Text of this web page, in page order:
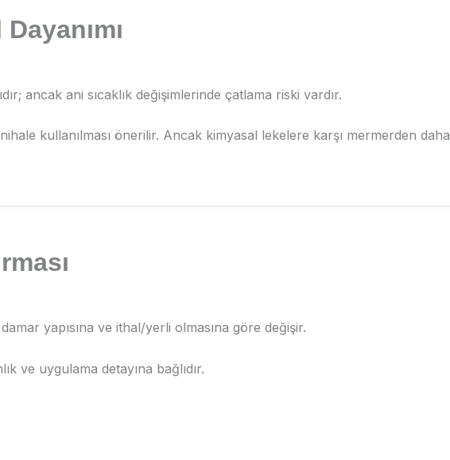
ancak ani sıcaklık değişimlerinde çatlama riski vardır.
kullanılması önerilir. Ancak kimyasal lekelere karşı mermerden daha
yapısına ve ithal/yerli olmasına göre değişir.
ve uygulama detayına bağlıdır.